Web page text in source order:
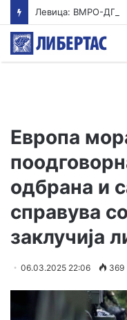
Европа
одбрана и
справува
заклучија
06.03.2025 22:06 369